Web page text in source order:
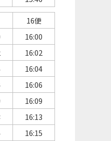
16便
16:00
16:02
16:04
16:06
16:09
16:13
16:15